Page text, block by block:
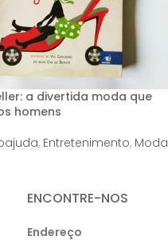
a divertida moda que
homens
, Entretenimento, Moda
ENCONTRE-NOS
Endereço